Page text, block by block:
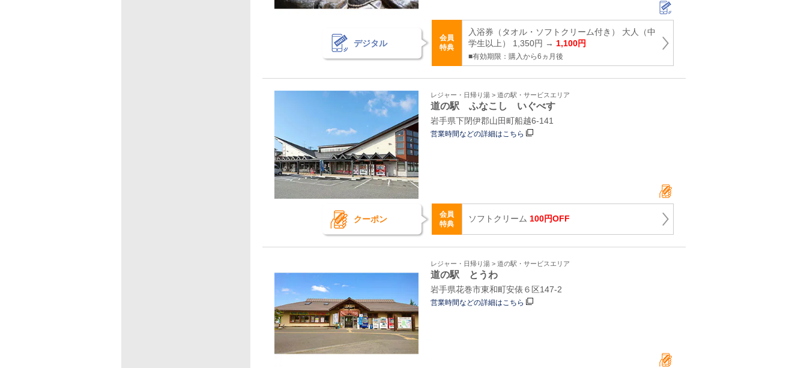
デジタル
会員
特典
入浴券（タオル・ソフトクリーム付き） 大人（中
学生以上） 1,350円 → 1,100円
■有効期限：購入から6ヵ月後
レジャー・日帰り湯 > 道の駅・サービスエリア
道の駅 ふなこし いぐべす
岩手県下閉伊郡山田町船越6-141
営業時間などの詳細はこちら
クーポン
会員
特典
ソフトクリーム 100円OFF
レジャー・日帰り湯 > 道の駅・サービスエリア
道の駅 とうわ
岩手県花巻市東和町安俵６区147-2
営業時間などの詳細はこちら